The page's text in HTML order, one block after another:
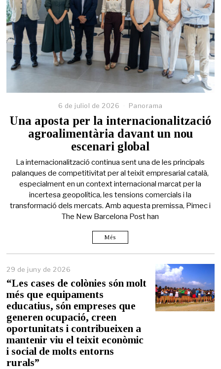
6 de juliol de 2026 Panorama
Una aposta per la internacionalització
agroalimentària davant un nou
escenari global
La internacionalització continua sent una de les principals
palanques de competitivitat per al teixit empresarial català,
especialment en un context internacional marcat per la
incertesa geopolítica, les tensions comercials i la
transformació dels mercats. Amb aquesta premissa, Pimec i
The New Barcelona Post han
Més
29 de juny de 2026
d
e
n
y
e
“Les cases de colònies són molt
més que equipaments
educatius, són empreses que
generen ocupació, creen
oportunitats i contribueixen a
mantenir viu el teixit econòmic
i social de molts entorns
rurals”